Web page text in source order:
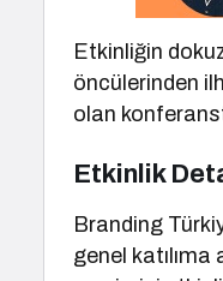
Etkinliğin
öncülerinden
olan
Etkinlik
Branding
genel